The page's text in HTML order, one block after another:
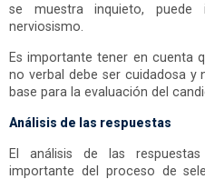
se muestra inquieto,
nerviosismo.
Es importante tener en cuenta
no verbal debe ser cuidadosa y
base para la evaluación del
Análisis de las respuestas
El análisis de las
importante del proceso de